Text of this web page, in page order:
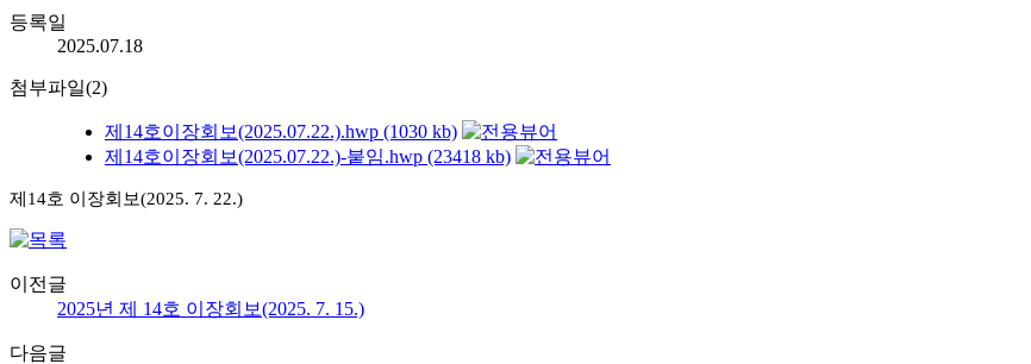
등록일
2025.07.18
첨부파일(2)
제14호이장회보(2025.07.22.).hwp (1030 kb)
제14호이장회보(2025.07.22.)-붙임.hwp (23418 kb)
제14호 이장회보(2025. 7. 22.)
이전글
2025년 제 14호 이장회보(2025. 7. 15.)
다음글